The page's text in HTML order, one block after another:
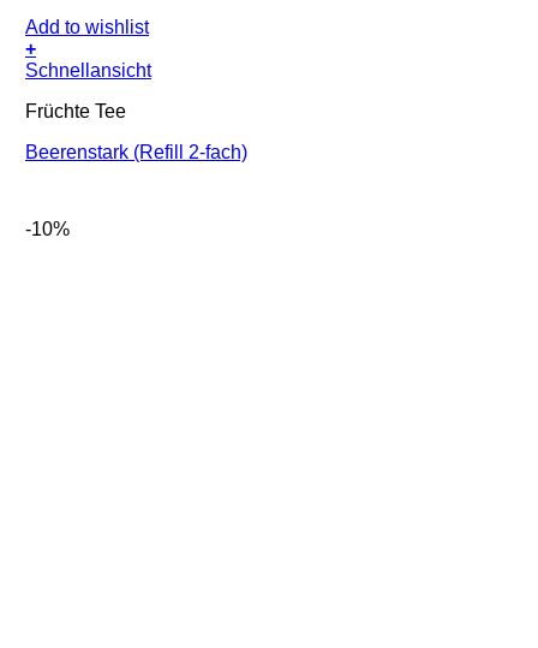
Add to wishlist
+
Schnellansicht
Früchte Tee
Beerenstark (Refill 2-fach)
-10%